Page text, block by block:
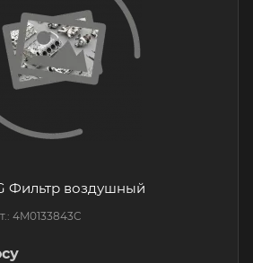
Фильтр воздушный
4M0133843C